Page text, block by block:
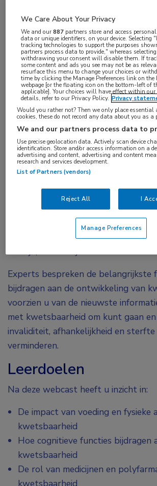
Op27 juni 2024heeft deze
plaats gevonden. Uitzending
de webcast nu on demand
het u uitkomt.
bij ouder wordende
door factoren zoals voeding, fysieke
cognitieve functie en polyfarmacie,
aanzienlijke impact hebben op de
welzijn, vooral bij oudere
Experts bespreken de belangrijkste
bijdragen aan de ontwikkeling van
voorzien u van de nieuwste
met kwetsbaarheid om kunt gaan
invaliditeit, afhankelijkheid en
verminderen.
Leerdoelen
Na deze webcast heeft u inzicht in:
De impact van voeding en fysieke
kwetsbaarheid
Hoe cognitieve functies bijdragen
kwetsbaarheid
De rol van medicijnen en
kwetsbaarheid
voeding
We Care About Your Privacy
We and our887 partners store and access
data or unique identifiers, on your device. Selecting
tracking technologies to support the purposes
partners process data to provide," whereas
withdrawing your consent will disable them. If
some content and ads you see may not be as
resurface this menu to change your choices or
time by clicking the Manage Preferences link on
webpage [or the floating icon on the bottom-left of
applicable]. Your choices will have effect within our
details, refer to our Privacy Policy. Privacy
Would you rather not? Then we only place
cookies, these do not record any data about you as a
We and our partners process data to
Use precise geolocation data. Actively scan device
identification. Store and/or access information on a
advertising and content, advertising and content
research and services development.
List of Partners (vendors)
Reject All I
Manage Preferences